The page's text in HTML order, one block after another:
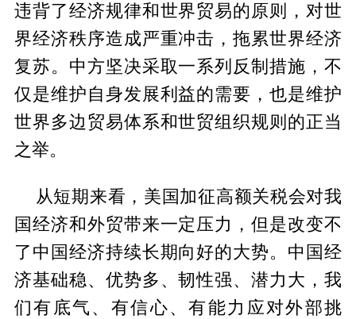
违背了经济规律和世界贸易的原则，对世
界经济秩序造成严重冲击，拖累世界经济
复苏。中方坚决采取一系列反制措施，不
仅是维护自身发展利益的需要，也是维护
世界多边贸易体系和世贸组织规则的正当
之举。
从短期来看，美国加征高额关税会对我
国经济和外贸带来一定压力，但是改变不
了中国经济持续长期向好的大势。中国经
济基础稳、优势多、韧性强、潜力大，我
们有底气、有信心、有能力应对外部挑